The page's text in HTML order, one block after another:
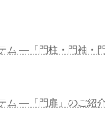
ム ―「門柱・門袖・
ム ―「門扉」のご紹